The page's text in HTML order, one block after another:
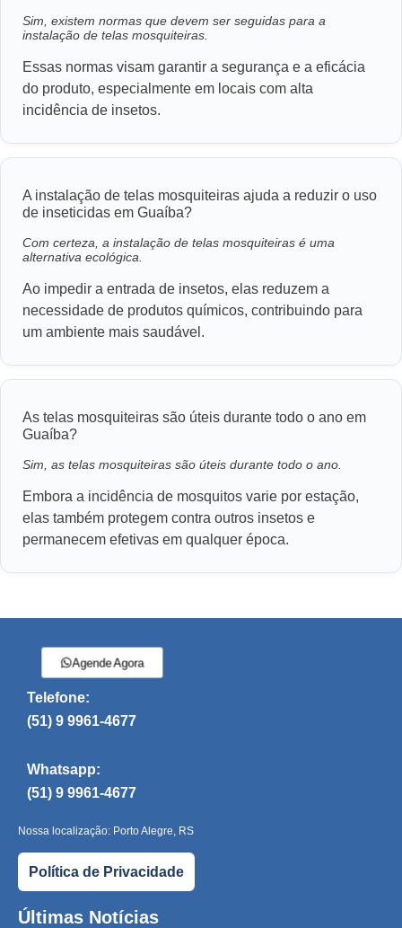
Sim, existem normas que devem ser seguidas para a
instalação de telas mosquiteiras.
Essas normas visam garantir a segurança e a eficácia
do produto, especialmente em locais com alta
incidência de insetos.
A instalação de telas mosquiteiras ajuda a reduzir o uso
de inseticidas em Guaíba?
Com certeza, a instalação de telas mosquiteiras é uma
alternativa ecológica.
Ao impedir a entrada de insetos, elas reduzem a
necessidade de produtos químicos, contribuindo para
um ambiente mais saudável.
As telas mosquiteiras são úteis durante todo o ano em
Guaíba?
Sim, as telas mosquiteiras são úteis durante todo o ano.
Embora a incidência de mosquitos varie por estação,
elas também protegem contra outros insetos e
permanecem efetivas em qualquer época.
Agende Agora
Telefone:
(51) 9 9961-4677
Whatsapp:
(51) 9 9961-4677
Nossa localização: Porto Alegre, RS
Política de Privacidade
Últimas Notícias